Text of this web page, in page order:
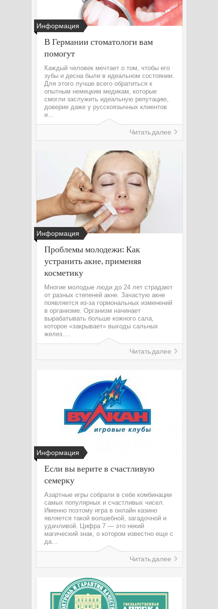
Информация
В Германии стоматологи вам
помогут
Каждый человек мечтает о том, чтобы его
зубы и десна были в идеальном состоянии.
Для этого лучше всего обратиться к
опытным немецким медикам, которые
смогли заслужить идеальную репутацию,
доверие даже у русскоязычных клиентов
и...
Читать далее
Информация
Проблемы молодежи: Как
устранить акне, применяя
косметику
Многие молодые люди до 24 лет страдают
от разных степеней акне. Зачастую акне
появляется из-за гормональных изменений
в организме. Организм начинает
вырабатывать больше кожного сала,
которое «закрывает» выходы сальных
желез....
Читать далее
Информация
Если вы верите в счастливую
семерку
Азартные игры собрали в себе комбинации
самых популярных и счастливых чисел.
Именно поэтому игра в онлайн казино
является такой волшебной, загадочной и
удачливой. Цифра 7 — это некий
магический знак, о котором известно еще с
да...
Читать далее